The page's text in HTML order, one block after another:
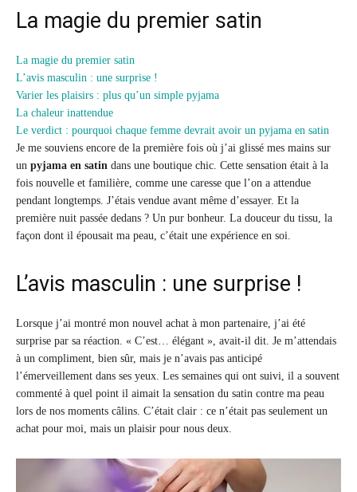
La magie du premier satin
La magie du premier satin
L’avis masculin : une surprise !
Varier les plaisirs : plus qu’un simple pyjama
La chaleur inattendue
Le verdict : pourquoi chaque femme devrait avoir un pyjama en satin
Je me souviens encore de la première fois où j’ai glissé mes mains sur
un pyjama en satin dans une boutique chic. Cette sensation était à la
fois nouvelle et familière, comme une caresse que l’on a attendue
pendant longtemps. J’étais vendue avant même d’essayer. Et la
première nuit passée dedans ? Un pur bonheur. La douceur du tissu, la
façon dont il épousait ma peau, c’était une expérience en soi.
L’avis masculin : une surprise !
Lorsque j’ai montré mon nouvel achat à mon partenaire, j’ai été
surprise par sa réaction. « C’est… élégant », avait-il dit. Je m’attendais
à un compliment, bien sûr, mais je n’avais pas anticipé
l’émerveillement dans ses yeux. Les semaines qui ont suivi, il a souvent
commenté à quel point il aimait la sensation du satin contre ma peau
lors de nos moments câlins. C’était clair : ce n’était pas seulement un
achat pour moi, mais un plaisir pour nous deux.